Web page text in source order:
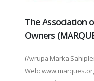
The Association
Owners
(Avrupa Marka
Web: